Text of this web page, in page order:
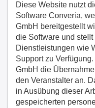
Diese Website nutzt
Software Converia,
GmbH bereitgestellt
die Software und
Dienstleistungen wie
Support zu
GmbH die
den Veranstalter an.
in Ausübung dieser
gespeicherten